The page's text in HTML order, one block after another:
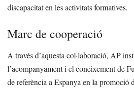
discapacitat en les activitats formatives.
Marc de cooperació
A través d’aquesta col·laboració, AP
l’acompanyament i el coneixement de
de referència a Espanya en la promoció